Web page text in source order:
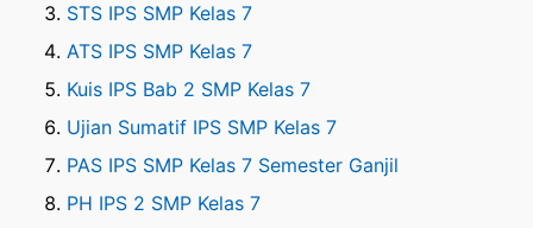
STS IPS SMP Kelas 7
ATS IPS SMP Kelas 7
Kuis IPS Bab 2 SMP Kelas 7
Ujian Sumatif IPS SMP Kelas 7
PAS IPS SMP Kelas 7 Semester Ganjil
PH IPS 2 SMP Kelas 7